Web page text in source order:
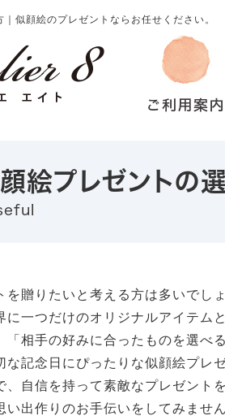
似顔絵のプレゼントならお任せください。
絵プレゼントの
贈りたいと考える方は多いでし
一つだけのオリジナルアイテム
相手の好みに合ったものを選べ
記念日にぴったりな似顔絵プレ
自信を持って素敵なプレゼント
出作りのお手伝いをしてみませ